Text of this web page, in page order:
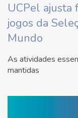
UCPel ajusta
jogos da
Mundo
As atividades
mantidas